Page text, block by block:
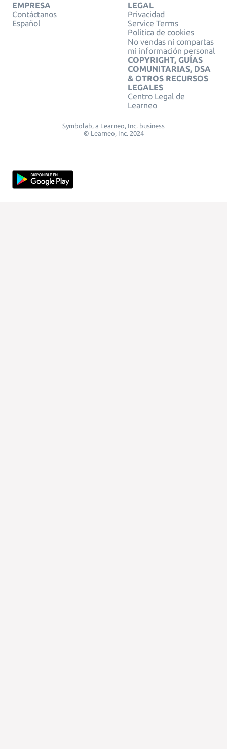
EMPRESA
Contáctanos
Español
LEGAL
Privacidad
Service Terms
Política de cookies
No vendas ni compartas
mi información personal
COPYRIGHT, GUÍAS
COMUNITARIAS, DSA
& OTROS RECURSOS
LEGALES
Centro Legal de
Learneo
Symbolab, a Learneo, Inc. business
© Learneo, Inc. 2024